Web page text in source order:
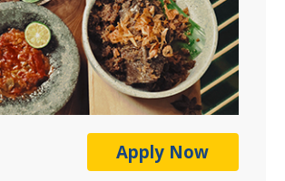
Apply Now